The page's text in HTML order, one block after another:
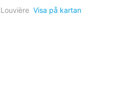
Visa på kartan